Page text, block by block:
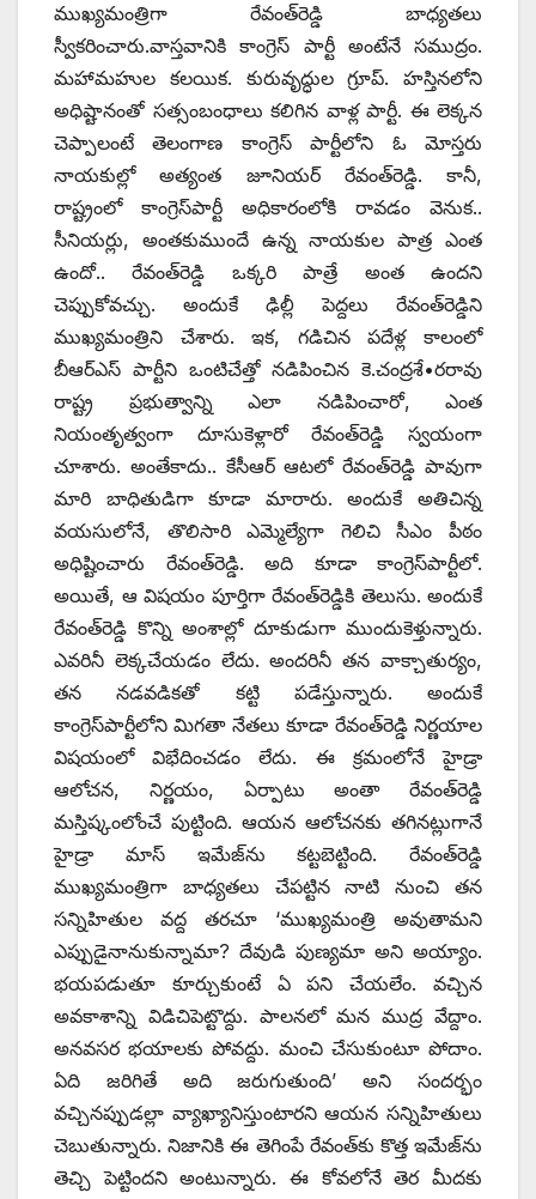
ముఖ్యమంత్రిగా రేవంత్‌రెడ్డి బాధ్యతలు
స్వీకరించారు.వాస్తవానికి కాంగ్రెస్‌ ‌పార్టీ అంటేనే సముద్రం.
మహామహుల కలయిక. కురువృద్ధుల గ్రూప్‌. ‌హస్తినలోని
అధిష్టానంతో సత్సంబంధాలు కలిగిన వాళ్ల పార్టీ. ఈ లెక్కన
చెప్పాలంటే తెలంగాణ కాంగ్రెస్‌ ‌పార్టీలోని ఓ మోస్తరు
నాయకుల్లో అత్యంత జూనియర్‌ ‌రేవంత్‌రెడ్డి. కానీ,
రాష్ట్రంలో కాంగ్రెస్‌పార్టీ అధికారంలోకి రావడం వెనుక..
సీనియర్లు, అంతకుముందే ఉన్న నాయకుల పాత్ర ఎంత
ఉందో.. రేవంత్‌రెడ్డి ఒక్కరి పాత్రే అంత ఉందని
చెప్పుకోవచ్చు. అందుకే ఢిల్లీ పెద్దలు రేవంత్‌రెడ్డిని
ముఖ్యమంత్రిని చేశారు. ఇక, గడిచిన పదేళ్ల కాలంలో
బీఆర్‌ఎస్‌ ‌పార్టీని ఒంటిచేత్తో నడిపించిన కె.చంద్రశే•రరావు
రాష్ట్ర ప్రభుత్వాన్ని ఎలా నడిపించారో, ఎంత
నియంతృత్వంగా దూసుకెళ్లారో రేవంత్‌రెడ్డి స్వయంగా
చూశారు. అంతేకాదు.. కేసీఆర్‌ ఆటలో రేవంత్‌రెడ్డి పావుగా
మారి బాధితుడిగా కూడా మారారు. అందుకే అతిచిన్న
వయసులోనే, తొలిసారి ఎమ్మెల్యేగా గెలిచి సీఎం పీఠం
అధిష్టించారు రేవంత్‌రెడ్డి. అది కూడా కాంగ్రెస్‌పార్టీలో.
అయితే, ఆ విషయం పూర్తిగా రేవంత్‌రెడ్డికి తెలుసు. అందుకే
రేవంత్‌రెడ్డి కొన్ని అంశాల్లో దూకుడుగా ముందుకెళ్తున్నారు.
ఎవరినీ లెక్కచేయడం లేదు. అందరినీ తన వాక్చాతుర్యం,
తన నడవడికతో కట్టి పడేస్తున్నారు. అందుకే
కాంగ్రెస్‌పార్టీలోని మిగతా నేతలు కూడా రేవంత్‌రెడ్డి నిర్ణయాల
విషయంలో విభేదించడం లేదు. ఈ క్రమంలోనే హైడ్రా
ఆలోచన, నిర్ణయం, ఏర్పాటు అంతా రేవంత్‌రెడ్డి
మస్తిష్కంలోంచే పుట్టింది. ఆయన ఆలోచనకు తగినట్లుగానే
హైడ్రా మాస్‌ ఇమేజ్‌ను కట్టబెట్టింది. రేవంత్‌రెడ్డి
ముఖ్యమంత్రిగా బాధ్యతలు చేపట్టిన నాటి నుంచి తన
సన్నిహితుల వద్ద తరచూ ‘ముఖ్యమంత్రి అవుతామని
ఎప్పుడైనానుకున్నామా? దేవుడి పుణ్యమా అని అయ్యాం.
భయపడుతూ కూర్చుకుంటే ఏ పని చేయలేం. వచ్చిన
అవకాశాన్ని విడిచిపెట్టొద్దు. పాలనలో మన ముద్ర వేద్దాం.
అనవసర భయాలకు పోవద్దు. మంచి చేసుకుంటూ పోదాం.
ఏది జరిగితే అది జరుగుతుంది’ అని సందర్భం
వచ్చినప్పుడల్లా వ్యాఖ్యానిస్తుంటారని ఆయన సన్నిహితులు
చెబుతున్నారు. నిజానికి ఈ తెగింపే రేవంత్‌కు కొత్త ఇమేజ్‌ను
తెచ్చి పెట్టిందని అంటున్నారు. ఈ కోవలోనే తెర మీదకు